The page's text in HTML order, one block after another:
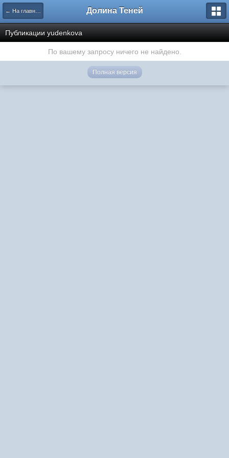
← На главную Долина Теней
Публикации yudenkova
По вашему запросу ничего не найдено.
Полная версия